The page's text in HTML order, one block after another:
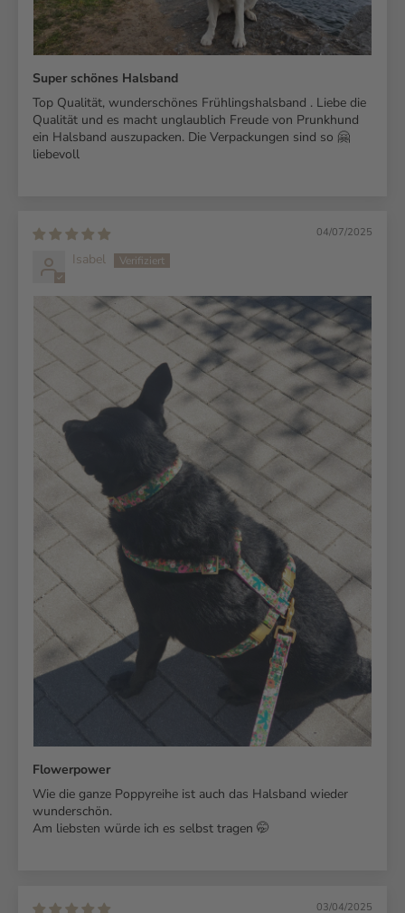
Super schönes Halsband
Top Qualität, wunderschönes Frühlingshalsband . Liebe die
Qualität und es macht unglaublich Freude von Prunkhund
ein Halsband auszupacken. Die Verpackungen sind so 🤗
liebevoll
04/07/2025
Isabel
Flowerpower
Wie die ganze Poppyreihe ist auch das Halsband wieder
wunderschön.
Am liebsten würde ich es selbst tragen 🤭
03/04/2025